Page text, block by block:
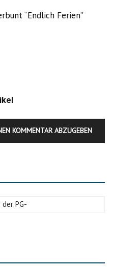
“Endlich Ferien”
KOMMENTAR ABZUGEBEN
PG-